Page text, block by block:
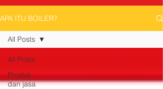
APA ITU BOILER?
All Posts
Produk
dan jasa
All Posts